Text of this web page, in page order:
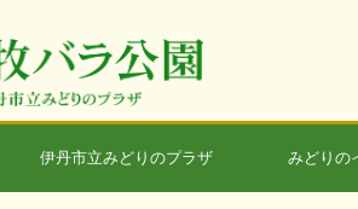
伊丹市立みどりのプラザ みどりの